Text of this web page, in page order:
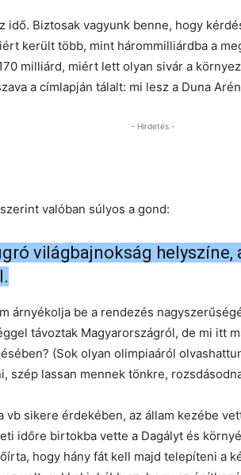
idő. Biztosak vagyunk benne, hogy
került több, mint hárommilliárdba a
milliárd, miért lett olyan sivár a
a címlapján tálalt: mi lesz a Duna
- Hirdetés -
valóban súlyos a gond:
világbajnokság helyszíne,
árnyékolja be a rendezés
távoztak Magyarországról, de mi itt
(Sok olyan olimpiaáról
szép lassan mennek tönkre,
vb sikere érdekében, az állam kezébe
időre birtokba vette a Dagályt és
hogy hány fát kell majd telepíteni a